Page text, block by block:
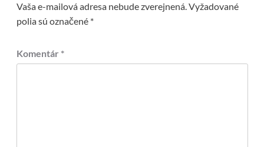
Vaša e-mailová adresa nebude zverejnená. Vyžadované
polia sú označené *
Komentár *